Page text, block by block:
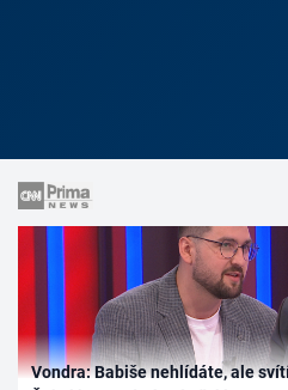
Vondra: Babiše nehlídáte, ale